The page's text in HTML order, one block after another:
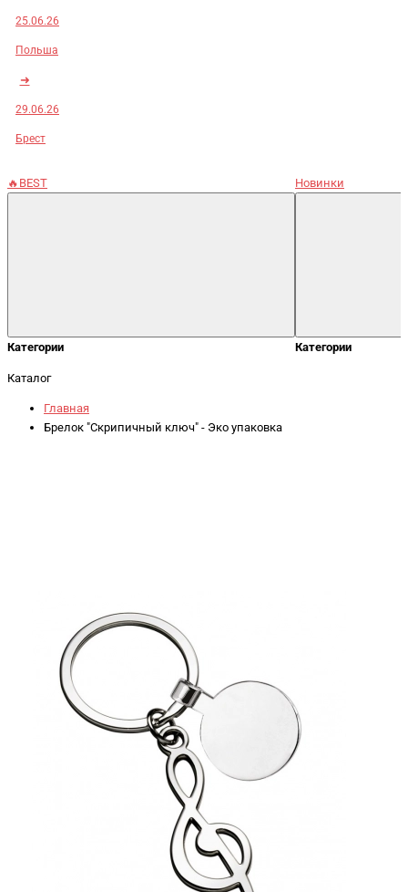
25.06.26
Польша
➜
29.06.26
Брест
🔥BEST
Категории
Новинки
Категории
Каталог
Главная
Брелок "Скрипичный ключ" - Эко упаковка